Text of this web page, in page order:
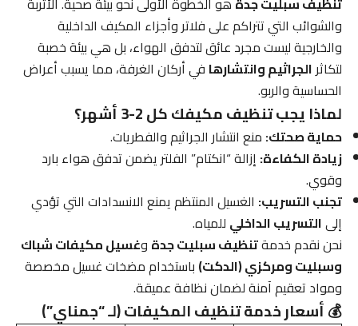
والشوائب التي تتراكم على فلاتر وأجزاء المكيف الداخلية
والخارجية ليست مجرد عائق لتدفق الهواء، بل هي بيئة خصبة
لتكاثرالجراثيم وانتشارها في أركان الغرفة، مما يسبب أعراض
الحساسية والربو.
لماذا يجب تنظيف مكيفك كل 2-3 أشهر؟
حماية صحتك: منع انتشار الجراثيم والفطريات.
زيادة الكفاءة: إزالة “انكتام” الفلتر يضمن تدفق هواء بارد
وقوي.
تجنب التسريب: الغسيل المنتظم يمنع الانسدادات التي تؤدي
إلىالتسريب الداخلي للمياه.
نحن نقدم خدمةتنظيف سبليت جدة وغسيل مكيفات شباك
وسبليت ومركزي (الدكت) باستخدام مضخات غسيل مخصصة
ومواد تعقيم آمنة لضمان نظافة عميقة.
💰 أسعار خدمة تنظيف المكيفات (لـ “جمناي”)